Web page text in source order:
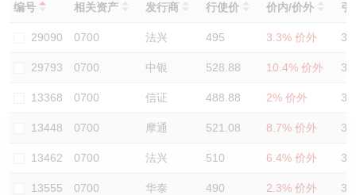
编号 相关资产 发行商 行使价 价内/价外 引
29090 0700 法兴 495 3.3% 价外
29793 0700 中银 528.88 10.4% 价外
13368 0700 信证 488.88 2% 价外
13448 0700 摩通 521.08 8.7% 价外
13462 0700 法兴 510 6.4% 价外
13555 0700 华泰 490 2.3% 价外
认股证速算机
认股证/牛熊证日志
认股证文件及公告
已收回牛熊证剩余价值
牛熊证到期结算价查找
牛熊证分析仪
三十大平均引伸波幅
相关资产沽空
中资ETFs溢价比较
AH 股价对照
认股证牛熊证常问问题